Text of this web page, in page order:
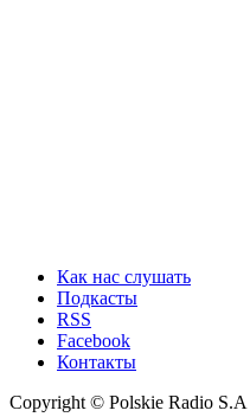
Как нас слушать
Подкасты
RSS
Facebook
Контакты
Copyright © Polskie Radio S.A